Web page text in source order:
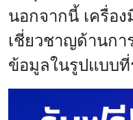
นอกจากนี้ เครื่อ
เชี่ยวชาญด้านกา
ข้อมูลในรูปแบบที่